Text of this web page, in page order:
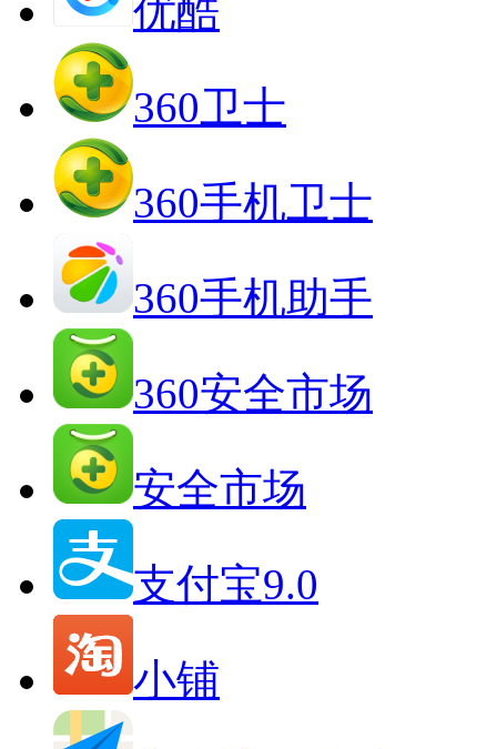
优酷
360卫士
360手机卫士
360手机助手
360安全市场
安全市场
支付宝9.0
小铺